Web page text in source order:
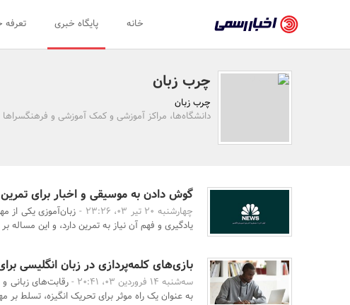
رسمی
اخبار
تایید
سازمان‌ها
روابط
عمومی‌ها
خانه پایگاه خبری
چرب زبان
چرب زبان
دانشگاه‌ها، مراکز آموزشی و کمک آموزشی و فرهنگسراها
گوش دادن به موسیقی و اخبار برای
چهارشنبه 20 تیر 03، 23:26 -
زبان‌آموزی یکی از
یادگیری و فهم آن نیاز به تمرین دارد، و این مساله
بازی‌های کلمه‌پردازی در زبان انگلیسی
سه‌شنبه 14 فروردین 03، 20:41 -
رقابت‌های زبانی
به عنوان یک راه موثر برای تحریک انگیزه، تسلط بر